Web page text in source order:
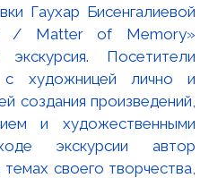
Гаухар Бисенгалиевой
/ Matter of Memory»
экскурсия. Посетители
с художницей лично и
создания произведений,
и художественными
экскурсии автор
своего творчества,